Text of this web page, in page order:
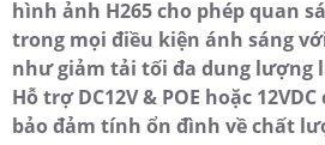
hình ảnh H265 cho phép quan
trong mọi điều kiện ánh sáng
như giảm tải tối đa dung lượng
Hỗ trợ DC12V & POE hoặc
bảo đảm tính ổn đình về chất